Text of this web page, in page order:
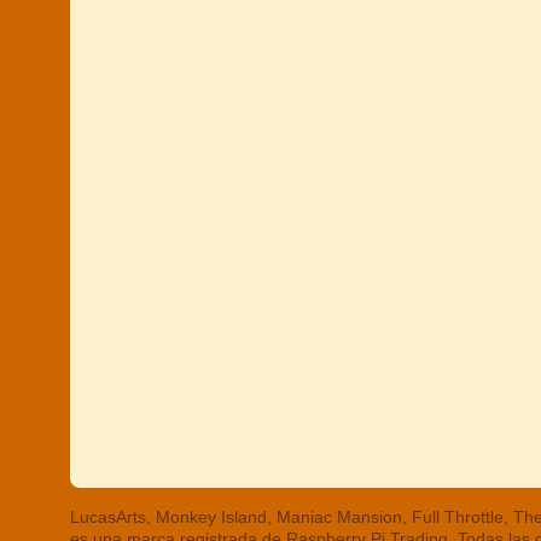
LucasArts, Monkey Island, Maniac Mansion, Full Throttle,